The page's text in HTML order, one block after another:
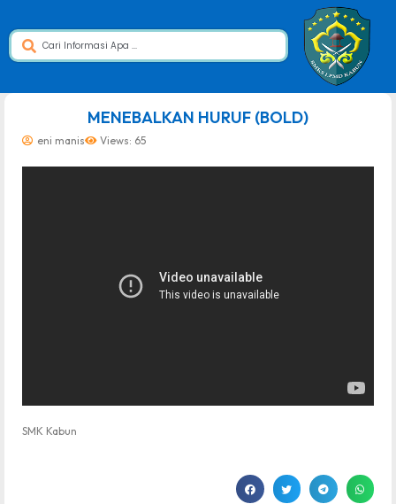
MENEBALKAN HURUF (BOLD)
eni manis Views: 65
SMK Kabun